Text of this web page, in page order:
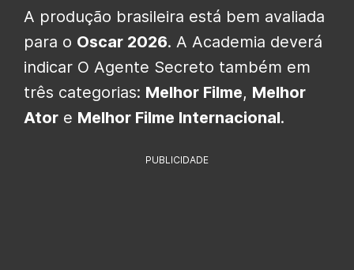
A produção brasileira está bem avaliada
para o Oscar 2026. A Academia deverá
indicar O Agente Secreto também em
três categorias: Melhor Filme, Melhor
Ator e Melhor Filme Internacional.
PUBLICIDADE